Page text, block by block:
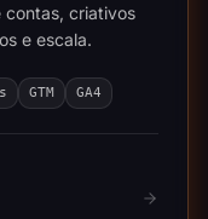
contas, criativos
e escala.
GTM GA4